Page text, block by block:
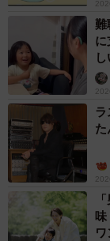
難
に
た